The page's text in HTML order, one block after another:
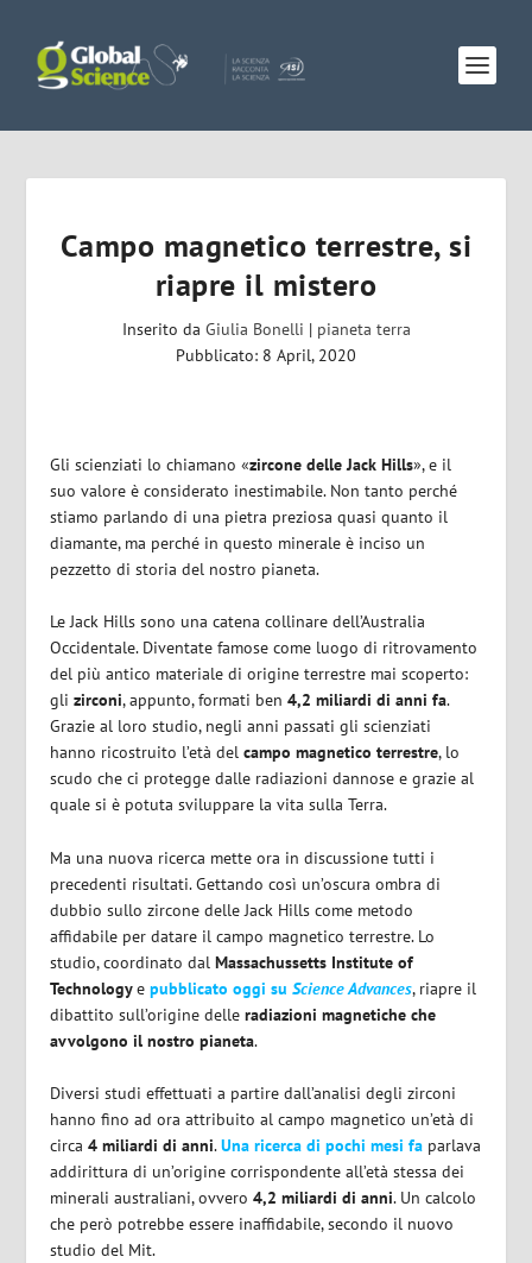
Campo magnetico terrestre, si
riapre il mistero
Inserito da Giulia Bonelli | pianeta terra
Pubblicato: 8 April, 2020
Gli scienziati lo chiamano «zircone delle Jack Hills», e il
suo valore è considerato inestimabile. Non tanto perché
stiamo parlando di una pietra preziosa quasi quanto il
diamante, ma perché in questo minerale è inciso un
pezzetto di storia del nostro pianeta.
Le Jack Hills sono una catena collinare dell’Australia
Occidentale. Diventate famose come luogo di ritrovamento
del più antico materiale di origine terrestre mai scoperto:
glizirconi, appunto, formati ben4,2 miliardi di anni fa.
Grazie al loro studio, negli anni passati gli scienziati
hanno ricostruito l’età delcampo magnetico terrestre, lo
scudo che ci protegge dalle radiazioni dannose e grazie al
quale si è potuta sviluppare la vita sulla Terra.
Ma una nuova ricerca mette ora in discussione tutti i
precedenti risultati. Gettando così un’oscura ombra di
dubbio sullo zircone delle Jack Hills come metodo
affidabile per datare il campo magnetico terrestre. Lo
studio, coordinato dalMassachussetts Institute of
Technologyepubblicato oggi suScience Advances, riapre il
dibattito sull’origine delle radiazioni magnetiche che
avvolgono il nostro pianeta.
Diversi studi effettuati a partire dall’analisi degli zirconi
hanno fino ad ora attribuito al campo magnetico un’età di
circa4 miliardi di anni.Una ricerca di pochi mesi fa parlava
addirittura di un’origine corrispondente all’età stessa dei
minerali australiani, ovvero4,2 miliardi di anni. Un calcolo
che però potrebbe essere inaffidabile, secondo il nuovo
studio del Mit.